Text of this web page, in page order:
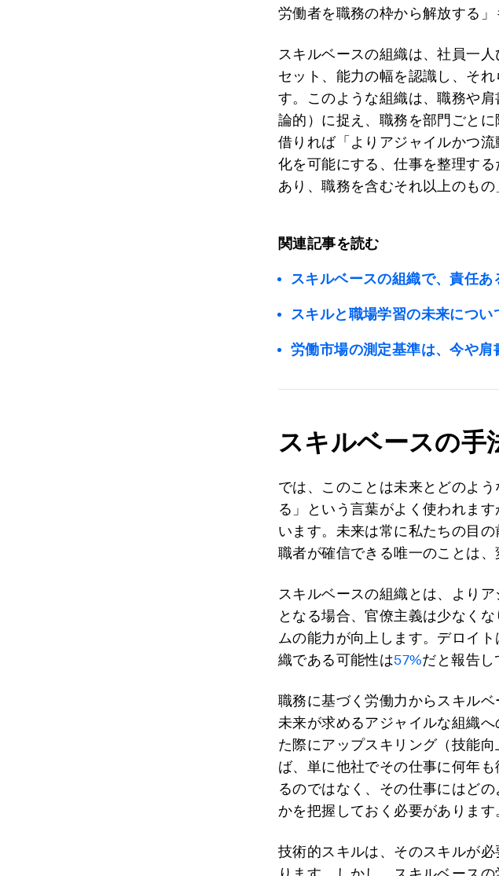
労働者を職務の枠から解放する」
スキルベースの組織は、社員一
セット、能力の幅を認識し、そ
す。このような組織は、職務や
論的）に捉え、職務を部門ごと
借りれば「よりアジャイルかつ
化を可能にする、仕事を整理す
あり、職務を含むそれ以上のもの
関連記事を読む
スキルベースの組織で、責任
スキルと職場学習の未来につ
労働市場の測定基準は、今や肩
スキルベースの手
では、このことは未来とどのよ
る」という言葉がよく使われま
います。未来は常に私たちの目
職者が確信できる唯一のことは、
スキルベースの組織とは、より
となる場合、官僚主義は少なく
ムの能力が向上します。デロイ
織である可能性は57%だと報告し
職務に基づく労働力からスキル
未来が求めるアジャイルな組織
た際にアップスキリング（技能
ば、単に他社でその仕事に何年
るのではなく、その仕事にはど
かを把握しておく必要があります
技術的スキルは、そのスキルが